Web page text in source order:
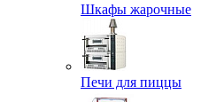
Шкафы жарочные
Печи для пиццы